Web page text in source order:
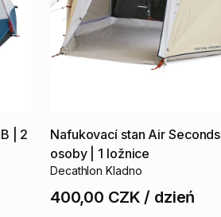
2
Nafukovací stan Air Seconds
osoby
1 ložnice
Decathlon Kladno
400,00 CZK / dzień